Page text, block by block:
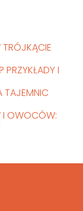
PRZYKŁADY I
I OWOCÓW: